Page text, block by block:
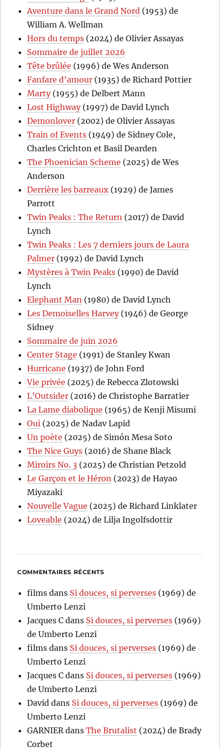
Aventure dans le Grand Nord (1953) de
William A. Wellman
Hors du temps (2024) de Olivier Assayas
Sommaire de juillet 2026
Tête brûlée (1996) de Wes Anderson
Fanfare d’amour (1935) de Richard Pottier
Marty(1955) de Delbert Mann
Lost Highway(1997) de David Lynch
Demonlover (2002) de Olivier Assayas
Train of Events (1949) de Sidney Cole,
Charles Crichton et Basil Dearden
The Phoenician Scheme (2025) de Wes
Anderson
Derrière les barreaux (1929) de James
Parrott
Twin Peaks : The Return (2017) de David
Lynch
Twin Peaks : Les 7 derniers jours de Laura
Palmer (1992) de David Lynch
Mystères à Twin Peaks (1990) de David
Lynch
Elephant Man (1980) de David Lynch
Les Demoiselles Harvey(1946) de George
Sidney
Sommaire de juin 2026
Center Stage (1991) de Stanley Kwan
Hurricane (1937) de John Ford
Vie privée (2025) de Rebecca Zlotowski
L’Outsider (2016) de Christophe Barratier
La Lame diabolique (1965) de Kenji Misumi
Oui (2025) de Nadav Lapid
Un poète (2025) de Simón Mesa Soto
The Nice Guys (2016) de Shane Black
Miroirs No. 3 (2025) de Christian Petzold
Le Garçon et le Héron (2023) de Hayao
Miyazaki
Nouvelle Vague (2025) de Richard Linklater
Loveable (2024) de Lilja Ingolfsdottir
COMMENTAIRES RÉCENTS
films dans Si douces, si perverses (1969) de
Umberto Lenzi
Jacques C dans Si douces, si perverses (1969)
de Umberto Lenzi
films dans Si douces, si perverses (1969) de
Umberto Lenzi
Jacques C dans Si douces, si perverses (1969)
de Umberto Lenzi
David dans Si douces, si perverses (1969) de
Umberto Lenzi
GARNIERdansThe Brutalist (2024) de Brady
Corbet